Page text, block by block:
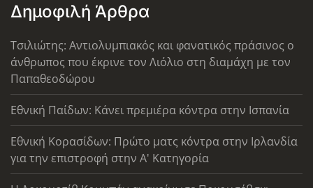
Δημοφιλή Άρθρα
Τσιλιώτης: Αντιολυμπιακός και φανατικός πράσινος ο
άνθρωπος που έκρινε τον Λιόλιο στη διαμάχη με τον
Παπαθεοδώρου
Εθνική Παίδων: Κάνει πρεμιέρα κόντρα στην Ισπανία
Εθνική Κορασίδων: Πρώτο ματς κόντρα στην Ιρλανδία
για την επιστροφή στην Α' Κατηγορία